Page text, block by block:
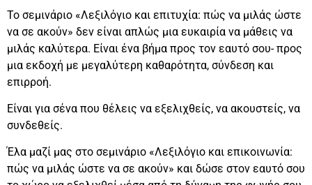
Το σεμινάριο «Λεξιλόγιο και επιτυχία: πώς να μιλάς ώστε
να σε ακούν» δεν είναι απλώς μια ευκαιρία να μάθεις να
μιλάς καλύτερα. Είναι ένα βήμα προς τον εαυτό σου- προς
μια εκδοχή με μεγαλύτερη καθαρότητα, σύνδεση και
επιρροή.
Είναι για σένα που θέλεις να εξελιχθείς, να ακουστείς, να
συνδεθείς.
Έλα μαζί μας στο σεμινάριο «Λεξιλόγιο και επικοινωνία:
πώς να μιλάς ώστε να σε ακούν» και δώσε στον εαυτό σου